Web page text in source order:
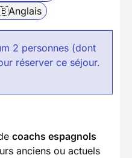
Anglais
2 personnes (dont
réserver ce séjour.
coachs espagnols
anciens ou actuels